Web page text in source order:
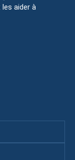
aider à